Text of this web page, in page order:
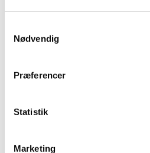
Nødvendig
Præferencer
Statistik
Marketing
System 6 Aseptic Housing
|18. februar 2015
Cardiosave Hybrid Intra-